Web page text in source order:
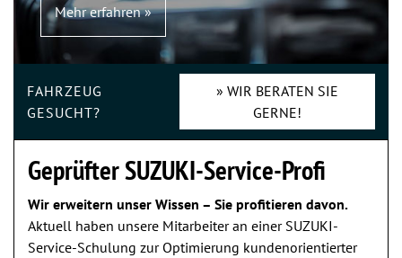
Mehr erfahren »
FAHRZEUG
GESUCHT?
» WIR BERATEN SIE
GERNE!
Geprüfter SUZUKI-Service-Profi
Wir erweitern unser Wissen – Sie profitieren davon.
Aktuell haben unsere Mitarbeiter an einer SUZUKI-
Service-Schulung zur Optimierung kundenorientierter